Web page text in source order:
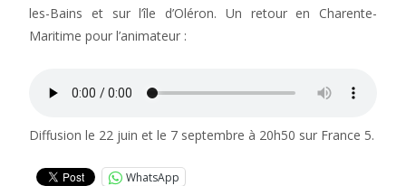
les-Bains et sur l’île d’Oléron. Un retour en Charente-
Maritime pour l’animateur :
Diffusion le 22 juin et le 7 septembre à 20h50 sur France 5.
WhatsApp